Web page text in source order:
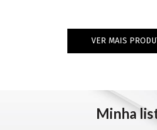
VER MAIS
Minha